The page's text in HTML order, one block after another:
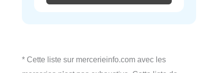
* Cette liste sur mercerieinfo.com avec les